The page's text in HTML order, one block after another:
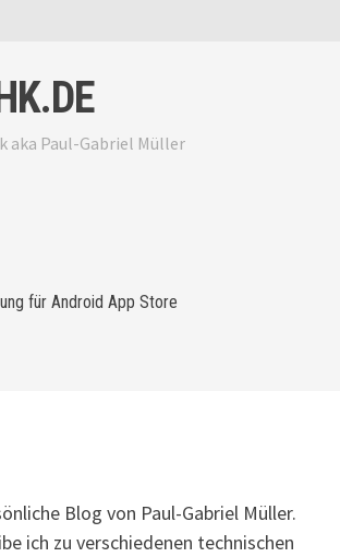
aka Paul-Gabriel Müller
für Android App Store
Blog von Paul-Gabriel Müller.
ich zu verschiedenen technischen